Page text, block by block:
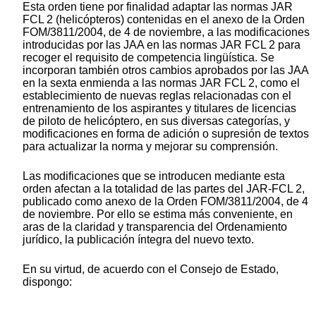
Esta orden tiene por finalidad adaptar las normas JAR
FCL 2 (helicópteros) contenidas en el anexo de la Orden
FOM/3811/2004, de 4 de noviembre, a las modificaciones
introducidas por las JAA en las normas JAR FCL 2 para
recoger el requisito de competencia lingüística. Se
incorporan también otros cambios aprobados por las JAA
en la sexta enmienda a las normas JAR FCL 2, como el
establecimiento de nuevas reglas relacionadas con el
entrenamiento de los aspirantes y titulares de licencias
de piloto de helicóptero, en sus diversas categorías, y
modificaciones en forma de adición o supresión de textos
para actualizar la norma y mejorar su comprensión.
Las modificaciones que se introducen mediante esta
orden afectan a la totalidad de las partes del JAR-FCL 2,
publicado como anexo de la Orden FOM/3811/2004, de 4
de noviembre. Por ello se estima más conveniente, en
aras de la claridad y transparencia del Ordenamiento
jurídico, la publicación íntegra del nuevo texto.
En su virtud, de acuerdo con el Consejo de Estado,
dispongo: